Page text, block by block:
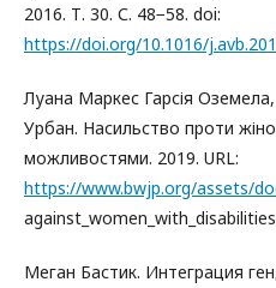
2016. Т. 30. С. 48−58. doi:
https://doi.org/10.1016/
Луана Маркес Гарсія
Урбан. Насильство проти
можливостями. 2019. URL:
https://www.bwjp.org/assets/
Меган Бастик. Интеграция